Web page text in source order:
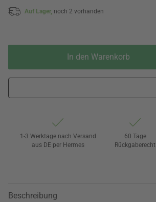
Auf Lager, noch 2 vorhanden
In den Warenkorb
1-3 Werktage nach Versand
aus DE per Hermes
60 Tage
Rückgaberecht
Beschreibung